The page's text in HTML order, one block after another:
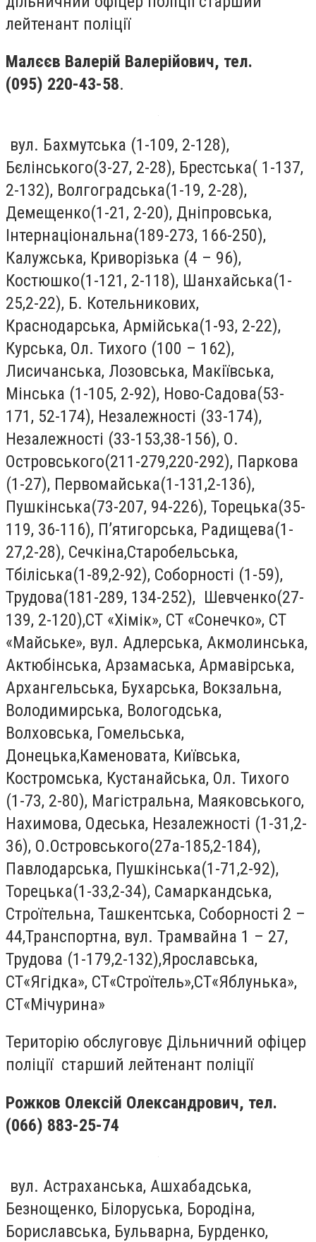
лейтенант поліції
Малєєв Валерій Валерійович, тел.
(095) 220-43-58.
вул. Бахмутська (1-109, 2-128),
Бєлінського(3-27, 2-28), Брестська( 1-137,
2-132), Волгоградська(1-19, 2-28),
Демещенко(1-21, 2-20), Дніпровська,
Інтернаціональна(189-273, 166-250),
Калужська, Криворізька (4 – 96),
Костюшко(1-121, 2-118), Шанхайська(1-
25,2-22), Б. Котельникових,
Краснодарська, Армійська(1-93, 2-22),
Курська, Ол. Тихого (100 – 162),
Лисичанська, Лозовська, Макіївська,
Мінська (1-105, 2-92), Ново-Садова(53-
171, 52-174), Незалежності (33-174),
Незалежності (33-153,38-156), О.
Островського(211-279,220-292), Паркова
(1-27), Первомайська(1-131,2-136),
Пушкінська(73-207, 94-226), Торецька(35-
119, 36-116), П’ятигорська, Радищева(1-
27,2-28), Сечкіна,Старобельська,
Тбіліська(1-89,2-92), Соборності (1-59),
Трудова(181-289, 134-252), Шевченко(27-
139, 2-120),СТ «Хімік», СТ «Сонечко», СТ
«Майське», вул. Адлерська, Акмолинська,
Актюбінська, Арзамаська, Армавірська,
Архангельська, Бухарська, Вокзальна,
Володимирська, Вологодська,
Волховська, Гомельська,
Донецька,Каменовата, Київська,
Костромська, Кустанайська, Ол. Тихого
(1-73, 2-80), Магістральна, Маяковського,
Нахимова, Одеська, Незалежності (1-31,2-
36), О.Островського(27а-185,2-184),
Павлодарська, Пушкінська(1-71,2-92),
Торецька(1-33,2-34), Самаркандська,
Строїтельна, Ташкентська, Соборності 2 –
44,Транспортна, вул. Трамвайна 1 – 27,
Трудова (1-179,2-132),Ярославська,
СТ«Ягідка», СТ«Строїтель»,СТ«Яблунька»,
СТ«Мічурина»
Територію обслуговує Дільничний офіцер
поліції старший лейтенант поліції
Рожков Олексій Олександрович, тел.
(066) 883-25-74
вул. Астраханська, Ашхабадська,
Безнощенко, Білоруська, Бородіна,
Бориславська, Бульварна, Бурденко,